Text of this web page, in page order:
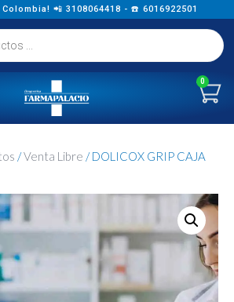
📲 3108064418 - ☎️ 6016922501
0
/Venta Libre / DOLICOX GRIP CAJA